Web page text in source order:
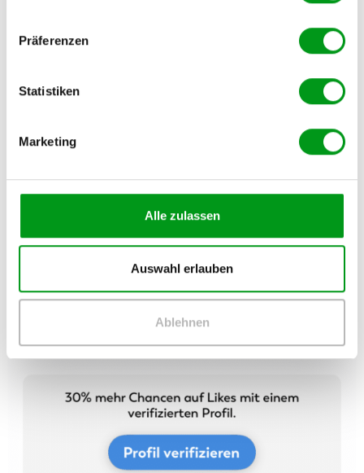
Präferenzen
Statistiken
Marketing
Alle zulassen
Auswahl erlauben
Ablehnen
deinem Profil hinzuzufügen und einen Profiltext zu verfassen.
Ebenfalls kannst du Fotos hochladen und verschiedene
vordefinierte Fragen beantworten, damit Profilbesucher und
können.